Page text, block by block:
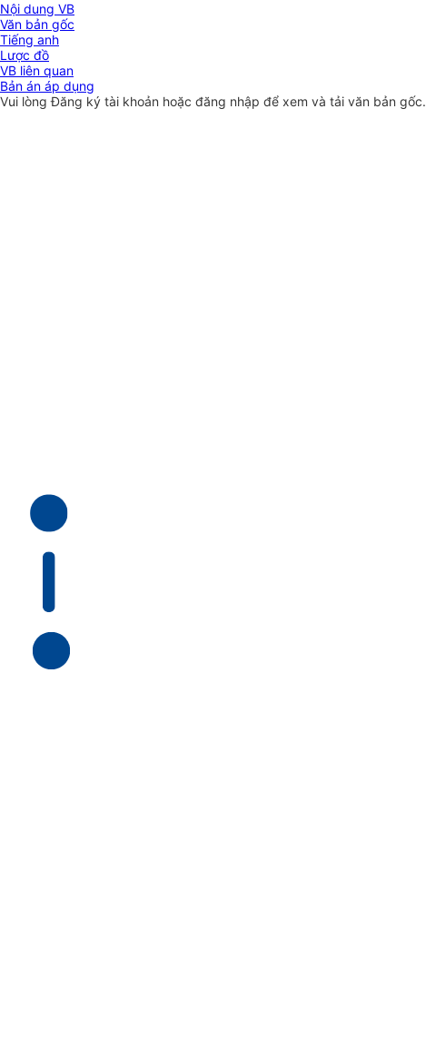
Nội dung VB
Văn bản gốc
Tiếng anh
Lược đồ
VB liên quan
Bản án áp dụng
Vui lòngĐăng ký tài khoản hoặc đăng nhập để xem và tải văn bản gốc.